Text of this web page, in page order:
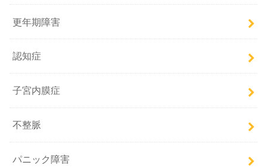
更年期障害
認知症
子宮内膜症
不整脈
パニック障害